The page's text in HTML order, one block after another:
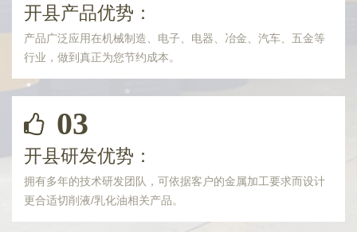
开县产品优势：
产品广泛应用在机械制造、电子、电器、冶金、汽车、五金等
行业，做到真正为您节约成本。
03
开县研发优势：
拥有多年的技术研发团队，可依据客户的金属加工要求而设计
更合适切削液/乳化油相关产品。